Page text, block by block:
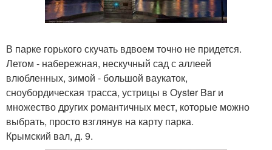
В парке горького скучать вдвоем точно не придется.
Летом - набережная, нескучный сад с аллеей
влюбленных, зимой - большой ваукаток,
сноубордическая трасса, устрицы в Oyster Bar и
множество других романтичных мест, которые можно
выбрать, просто взглянув на карту парка.
Крымский вал, д. 9.